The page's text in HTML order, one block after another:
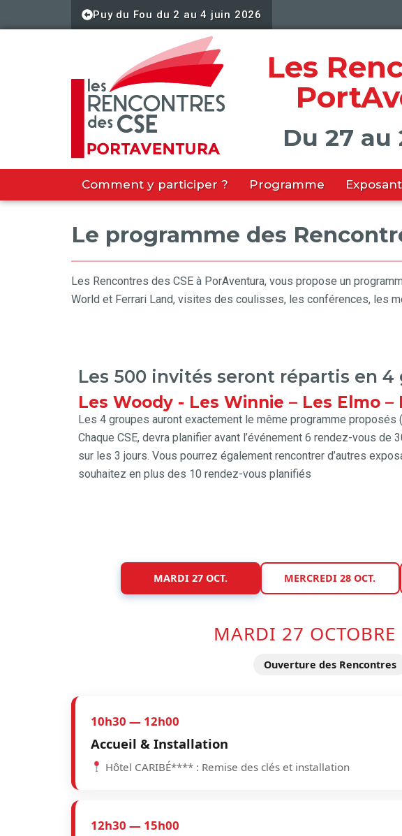
au
Puy du Fou du 2 au 4 juin 2026
Les
Du 27 au
Comment y participer ? Programme
Le programme des
Les Rencontres des CSE à PorAventura, vous propose un
World et Ferrari Land, visites des coulisses, les conférences, les
Les 500 invités seront répartis en 4
Les Woody - Les Winnie – Les Elmo –
Les 4 groupes auront exactement le même programme proposés
Chaque CSE, devra planifier avant l’événement 6 rendez-vous de
sur les 3 jours. Vous pourrez également rencontrer d’autres
souhaitez en plus des 10 rendez-vous planifiés
MARDI 27 OCT. MERCREDI 28 OCT.
MARDI 27
Ouverture des Rencontres
10h30 — 12h00
Accueil & Installation
Hôtel CARIBÉ**** : Remise des clés et installation
12h30 — 15h00